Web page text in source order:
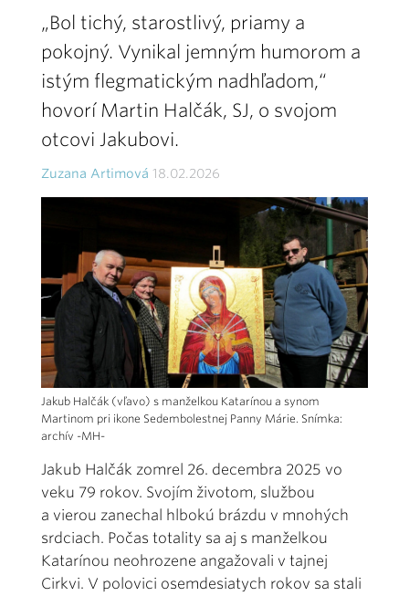
„Bol tichý, starostlivý, priamy a
pokojný. Vynikal jemným humorom a
istým flegmatickým nadhľadom,“
hovorí Martin Halčák, SJ, o svojom
otcovi Jakubovi.
Zuzana Artimová 18.02.2026
Jakub Halčák (vľavo) s manželkou Katarínou a synom
Martinom pri ikone Sedembolestnej Panny Márie. Snímka:
archív -MH-
Jakub Halčák zomrel 26. decembra 2025 vo
veku 79 rokov. Svojím životom, službou
a vierou zanechal hlbokú brázdu v mnohých
srdciach. Počas totality sa aj s manželkou
Katarínou neohrozene angažovali v tajnej
Cirkvi. V polovici osemdesiatych rokov sa stali